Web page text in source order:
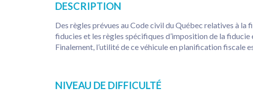
DESCRIPTION
Des règles prévues au Code civil du Québec relatives à
fiducies et les règles spécifiques d’imposition de la
Finalement, l’utilité de ce véhicule en planification fiscale
NIVEAU DE DIFFICULTÉ